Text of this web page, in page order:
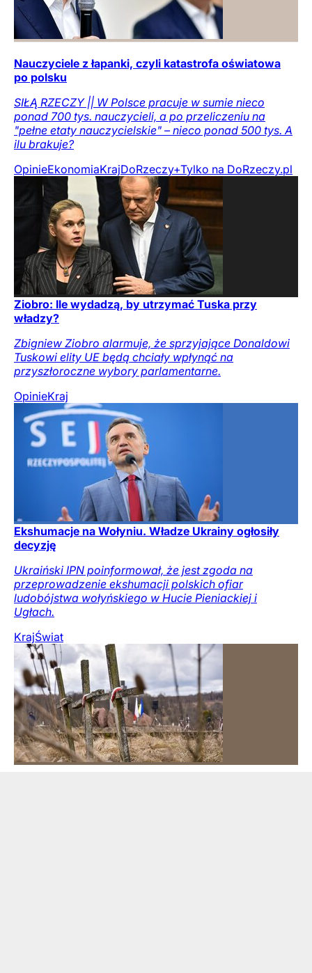
Nauczyciele z łapanki, czyli katastrofa oświatowa
po polsku
SIŁĄ RZECZY || W Polsce pracuje w sumie nieco
ponad 700 tys. nauczycieli, a po przeliczeniu na
"pełne etaty nauczycielskie" – nieco ponad 500 tys. A
ilu brakuje?
OpinieEkonomiaKrajDoRzeczy+Tylko na DoRzeczy.pl
Ziobro: Ile wydadzą, by utrzymać Tuska przy
władzy?
Zbigniew Ziobro alarmuje, że sprzyjające Donaldowi
Tuskowi elity UE będą chciały wpłynąć na
przyszłoroczne wybory parlamentarne.
OpinieKraj
Ekshumacje na Wołyniu. Władze Ukrainy ogłosiły
decyzję
Ukraiński IPN poinformował, że jest zgoda na
przeprowadzenie ekshumacji polskich ofiar
ludobójstwa wołyńskiego w Hucie Pieniackiej i
Ugłach.
KrajŚwiat